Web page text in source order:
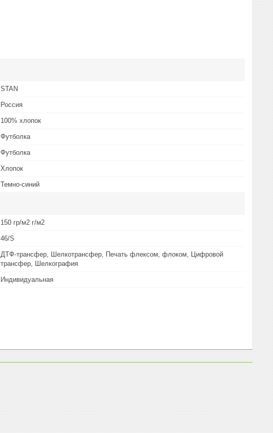
STAN
Россия
100% хлопок
Футболка
Футболка
Хлопок
Темно-синий
150 гр/м2 г/м2
46/S
ДТФ-трансфер, Шелкотрансфер, Печать флексом, флоком, Цифровой
трансфер, Шелкография
Индивидуальная